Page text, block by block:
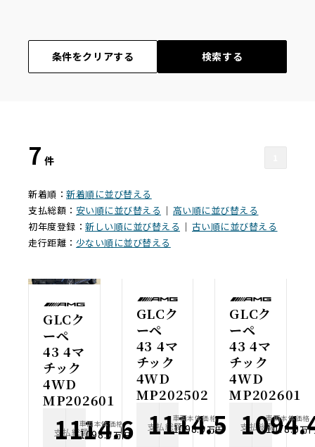
条件をクリアする 検索する
7 件
新着順：新着順に並び替える
支払総額： 安い順に並び替える ｜ 高い順に並び替える
初年度登録：新しい順に並び替える ｜ 古い順に並び替える
走行距離： 少ない順に並び替える
GLCク
ーペ
43 4マ
チック
4WD
MP202601
支払総額
1114.6 万円
車両本体価格
1098.0万円
GLCク
ーペ
43 4マ
チック
4WD
MP202502
支払総額
1114.5 万円
車両本体価格
1098.0万円
GLCク
ーペ
43 4マ
チック
4WD
MP202601
支払総額
車両本体価格
1078.0万